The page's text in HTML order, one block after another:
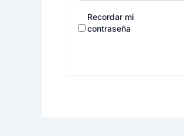
Recordar mi
contraseña